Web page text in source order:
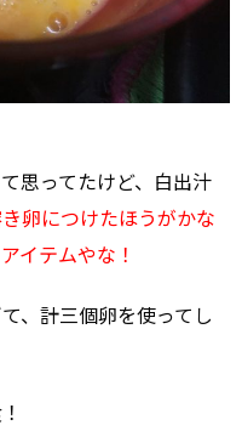
思ってたけど、白出汁
卵につけたほうがかな
イテムやな！
、計三個卵を使ってし